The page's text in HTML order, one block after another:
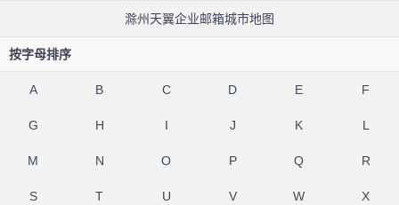
滁州天翼企业邮箱城市地图
按字母排序
A B C D E F
G H I J K L
M N O P Q R
S T U V W X